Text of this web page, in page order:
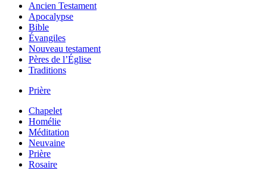
Ancien Testament
Apocalypse
Bible
Évangiles
Nouveau testament
Pères de l’Église
Traditions
Prière
Chapelet
Homélie
Méditation
Neuvaine
Prière
Rosaire